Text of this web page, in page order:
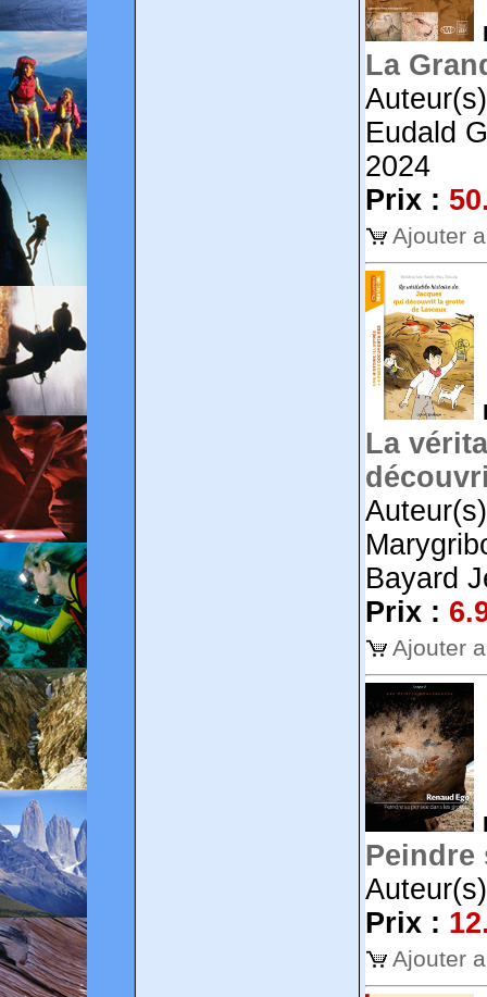
La
Eudald
2024
Prix :
Ajouter
La
Bayard
Prix :
Ajouter
Peindre
Prix :
Ajouter